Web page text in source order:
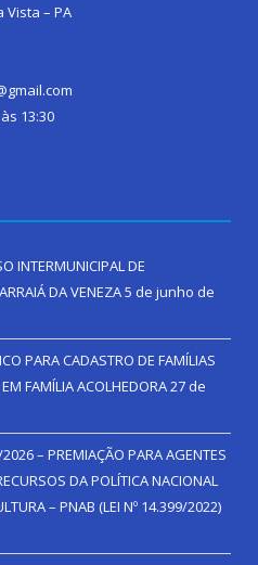
Vista – PA
13:30
INTERMUNICIPAL DE
DA VENEZA5 de junho de
PARA CADASTRO DE FAMÍLIAS
FAMÍLIA ACOLHEDORA27 de
– PREMIAÇÃO PARA AGENTES
DA POLÍTICA NACIONAL
– PNAB (LEI Nº 14.399/2022)